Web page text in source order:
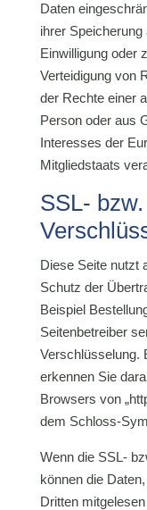
Daten
ihrer
Einwilligung oder
Verteidigung von
der Rechte einer
Person oder aus
Interesses der
Mitgliedstaats
SSL-
Diese Seite nutzt
Schutz der
Beispiel
Seitenbetreiber
Verschlüsselung.
erkennen Sie
Browsers von
dem Schloss-
Wenn die SSL-
können die
Dritten